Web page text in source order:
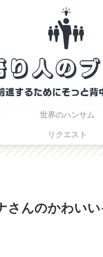
世界のハンサム
リクエスト
さんのかわい